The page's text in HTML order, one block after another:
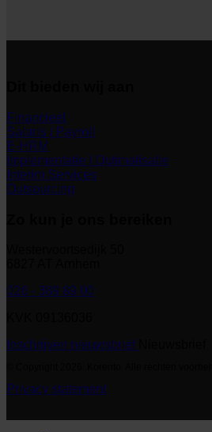
Financieel
Salaris | Payroll
E-HRM
Implementatie | Optimalisatie
Interim Services
Outsourcing
026 - 389 89 00
Inschrijven nieuwsbrief
Privacy statement